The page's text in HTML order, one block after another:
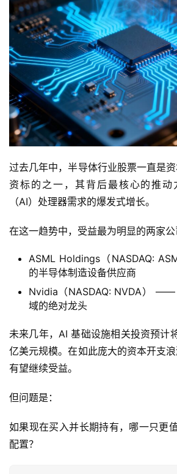
过去几年中，半导体行业股票一直是
资标的之一，其背后最核心的推
（AI）处理器需求的爆发式增长。
在这一趋势中，受益最为明显的两家公
ASML Holdings（NASDAQ:
的半导体制造设备供应商
Nvidia（NASDAQ: NVDA） ——
域的绝对龙头
未来几年，AI 基础设施相关投资预计
亿美元规模。在如此庞大的资本开支
有望继续受益。
但问题是：
如果现在买入并长期持有，哪一只更
配置？